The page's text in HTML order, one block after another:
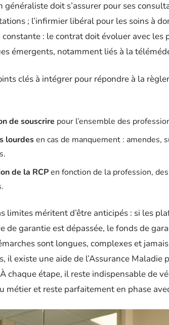
généraliste doit s’assurer pour ses
; l’infirmier libéral pour les soins à
: le contrat doit évoluer avec les
émergents, notamment liés à la
clés à intégrer pour répondre à la
de souscrire pour l’ensemble des
lourdesen cas de manquement : amendes,
de la RCPen fonction de la profession,
limites méritent d’être anticipés : si les
de garantie est dépassée, le fonds de
sont longues, complexes et
il existe une aide de l’Assurance Maladie
chaque étape, il reste indispensable de
métier et reste parfaitement en phase